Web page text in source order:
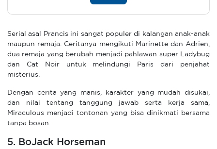
Serial asal Prancis ini sangat populer di kalangan anak-anak
maupun remaja. Ceritanya mengikuti Marinette dan Adrien,
dua remaja yang berubah menjadi pahlawan super Ladybug
dan Cat Noir untuk melindungi Paris dari penjahat
misterius.
Dengan cerita yang manis, karakter yang mudah disukai,
dan nilai tentang tanggung jawab serta kerja sama,
Miraculous menjadi tontonan yang bisa dinikmati bersama
tanpa bosan.
5. BoJack Horseman